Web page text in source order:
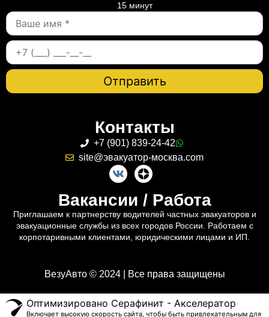
15 минут
Контакты
+7 (901) 839-24-42
site@эвакуатор-москва.com
Вакансии / Работа
Приглашаем к партнерству водителей частных эвакуаторов и
эвакуационные службы из всех городов России. Работаем с
корпотаривными клиентами, юридическими лицами и ИП.
ВезуАвто © 2024 | Все права защищены
Оптимизировано Серафинит - Акселератор
Включает высокую скорость сайта, чтобы быть привлекательным для